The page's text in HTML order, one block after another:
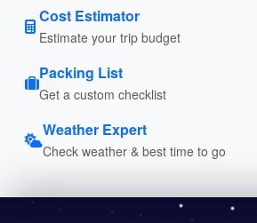
Cost Estimator
Estimate your trip budget
Packing List
Get a custom checklist
Weather Expert
Check weather & best time to go